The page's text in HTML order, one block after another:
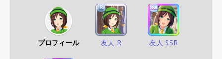
プロフィール 友人 R 友人 SSR